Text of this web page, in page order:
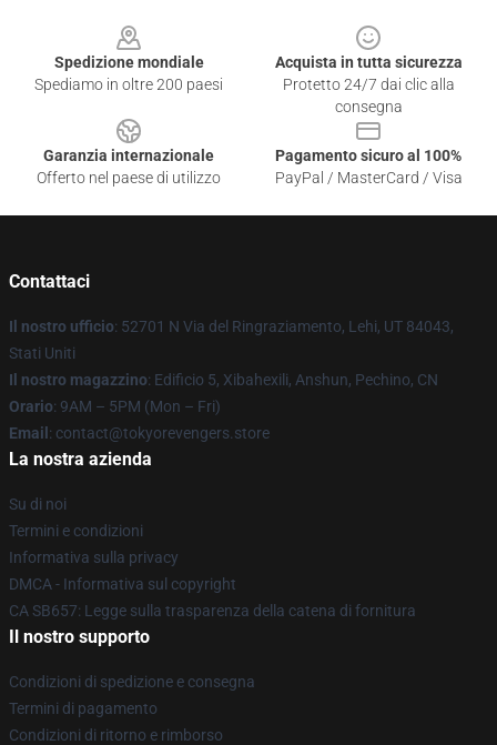
Spedizione mondiale
Spediamo in oltre 200 paesi
Acquista in tutta sicurezza
Protetto 24/7 dai clic alla
consegna
Garanzia internazionale
Offerto nel paese di utilizzo
Pagamento sicuro al 100%
PayPal / MasterCard / Visa
Contattaci
Il nostro ufficio: 52701 N Via del Ringraziamento, Lehi, UT 84043,
Stati Uniti
Il nostro magazzino: Edificio 5, Xibahexili, Anshun, Pechino, CN
Orario: 9AM – 5PM (Mon – Fri)
Email : contact@tokyorevengers.store
La nostra azienda
Su di noi
Termini e condizioni
Informativa sulla privacy
DMCA - Informativa sul copyright
CA SB657: Legge sulla trasparenza della catena di fornitura
Il nostro supporto
Condizioni di spedizione e consegna
Termini di pagamento
Condizioni di ritorno e rimborso